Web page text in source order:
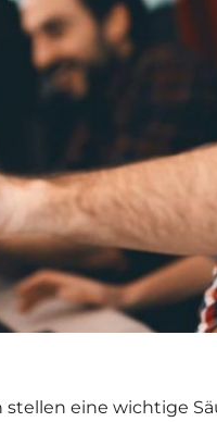
stellen eine wichtige